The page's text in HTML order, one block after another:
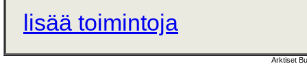
lisää toimintoja
Arktiset